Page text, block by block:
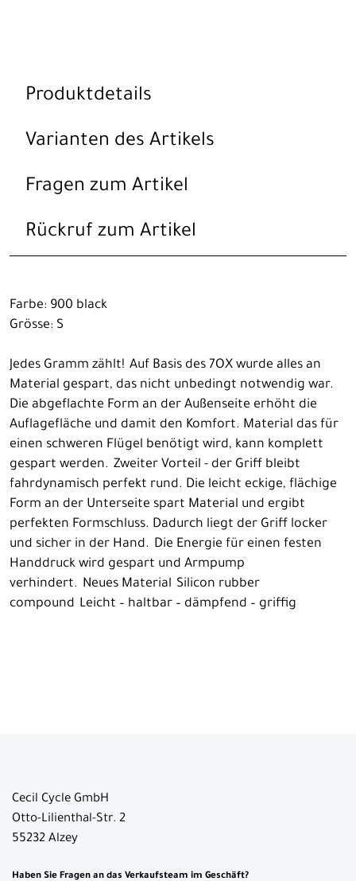
Produktdetails
Varianten des Artikels
Fragen zum Artikel
Rückruf zum Artikel
Farbe: 900 black
Grösse: S
Jedes Gramm zählt! Auf Basis des 7OX wurde alles an
Material gespart, das nicht unbedingt notwendig war.
Die abgeflachte Form an der Außenseite erhöht die
Auflagefläche und damit den Komfort. Material das für
einen schweren Flügel benötigt wird, kann komplett
gespart werden. Zweiter Vorteil - der Griff bleibt
fahrdynamisch perfekt rund. Die leicht eckige, flächige
Form an der Unterseite spart Material und ergibt
perfekten Formschluss. Dadurch liegt der Griff locker
und sicher in der Hand. Die Energie für einen festen
Handdruck wird gespart und Armpump
verhindert. Neues Material Silicon rubber
compound Leicht – haltbar – dämpfend – griffig
Cecil Cycle GmbH
Otto-Lilienthal-Str. 2
55232 Alzey
Haben Sie Fragen an das Verkaufsteam im Geschäft?